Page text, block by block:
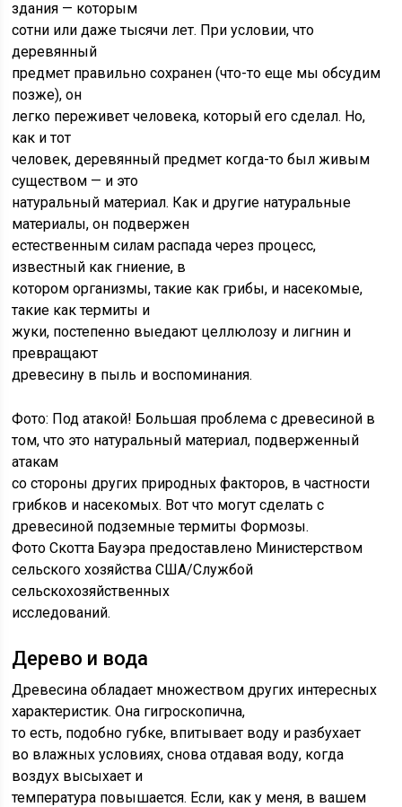
здания — которым
сотни или даже тысячи лет. При условии, что
деревянный
предмет правильно сохранен (что-то еще мы обсудим
позже), он
легко переживет человека, который его сделал. Но,
как и тот
человек, деревянный предмет когда-то был живым
существом — и это
натуральный материал. Как и другие натуральные
материалы, он подвержен
естественным силам распада через процесс,
известный как гниение, в
котором организмы, такие как грибы, и насекомые,
такие как термиты и
жуки, постепенно выедают целлюлозу и лигнин и
превращают
древесину в пыль и воспоминания.
Фото: Под атакой! Большая проблема с древесиной в
том, что это натуральный материал, подверженный
атакам
со стороны других природных факторов, в частности
грибков и насекомых. Вот что могут сделать с
древесиной подземные термиты Формозы.
Фото Скотта Бауэра предоставлено Министерством
сельского хозяйства США/Службой
сельскохозяйственных
исследований.
Дерево и вода
Древесина обладает множеством других интересных
характеристик. Она гигроскопична,
то есть, подобно губке, впитывает воду и разбухает
во влажных условиях, снова отдавая воду, когда
воздух высыхает и
температура повышается. Если, как у меня, в вашем